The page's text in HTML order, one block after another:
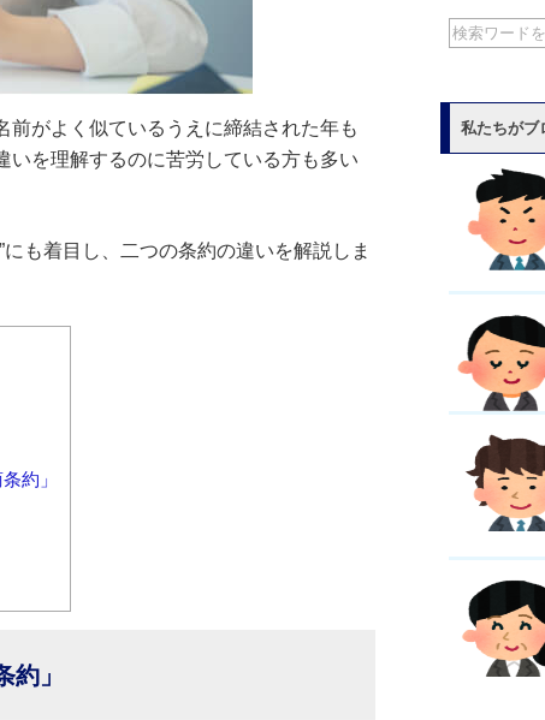
がよく似ているうえに締結された年も
を理解するのに苦労している方も多い
も着目し、二つの条約の違いを解説しま
約」
」
私たちがブ